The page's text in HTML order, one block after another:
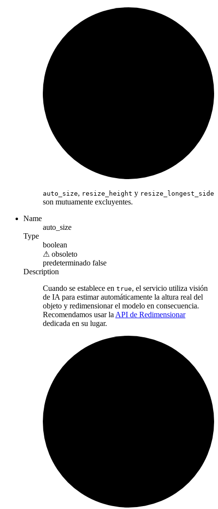
auto_size, resize_height y resize_longest_side
son mutuamente excluyentes.
Name
auto_size
Type
boolean
⚠ obsoleto
predeterminado false
Description
Cuando se establece en true, el servicio utiliza visión
de IA para estimar automáticamente la altura real del
objeto y redimensionar el modelo en consecuencia.
Recomendamos usar la API de Redimensionar
dedicada en su lugar.